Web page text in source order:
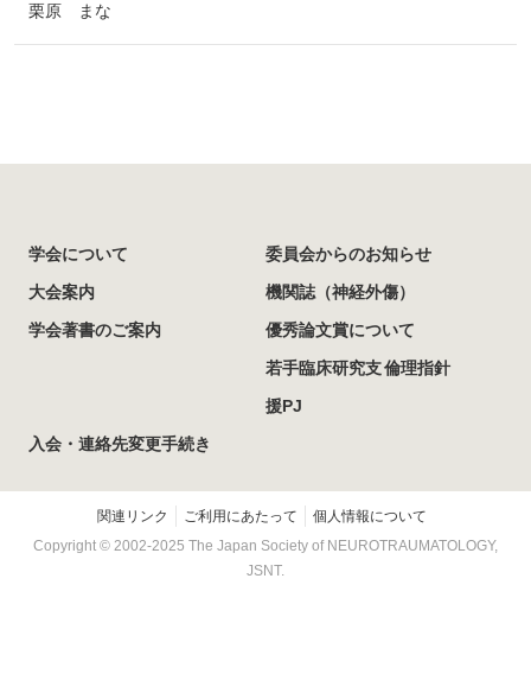
栗原 まな
学会について
委員会からのお知らせ
大会案内
機関誌（神経外傷）
学会著書のご案内
優秀論文賞について
若手臨床研究支
援PJ
倫理指針
入会・連絡先変更手続き
関連リンク ご利用にあたって
個人情報について
Copyright © 2002-2025 The Japan Society of NEUROTRAUMATOLOGY,
JSNT.